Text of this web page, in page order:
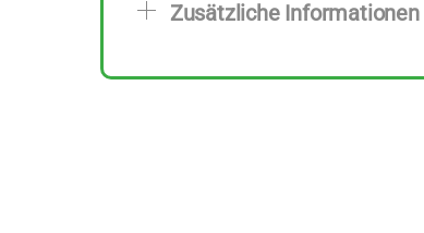
Zusätzliche Informationen